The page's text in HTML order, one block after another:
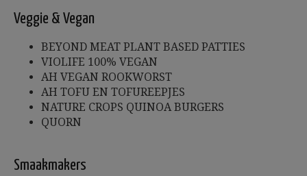
Veggie & Vegan
BEYOND MEAT PLANT BASED PATTIES
VIOLIFE 100% VEGAN
AH VEGAN ROOKWORST
AH TOFU EN TOFUREEPJES
NATURE CROPS QUINOA BURGERS
QUORN
Smaakmakers